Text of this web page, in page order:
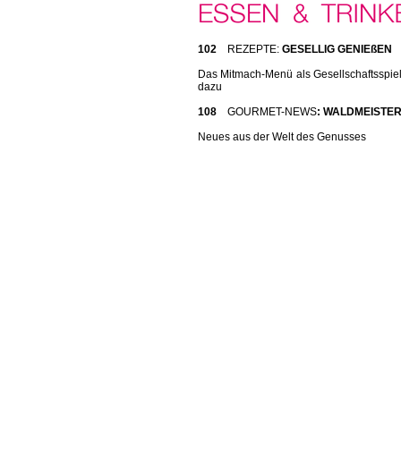
102 REZEPTE: GESELLIG GENIEßEN
Das Mitmach-Menü als
dazu
108 GOURMET-NEWS: WALDMEISTER
Neues aus der Welt des Genusses